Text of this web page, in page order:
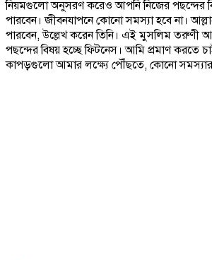
নিয়মগুলো অনুসরণ করেও আপনি নিজের পছন্দের
পারবেন। জীবনযাপনে কোনো সমস্যা হবে না।
পারবেন, উল্লেখ করেন তিনি। এই মুসলিম তরুণী
পছন্দের বিষয় হচ্ছে ফিটনেস। আমি প্রমাণ করতে
কাপড়গুলো আমার লক্ষ্যে পৌঁছতে, কোনো সমস্যার